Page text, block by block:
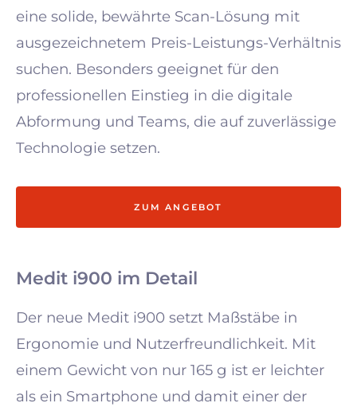
eine solide, bewährte Scan-Lösung mit
ausgezeichnetem Preis-Leistungs-Verhältnis
suchen. Besonders geeignet für den
professionellen Einstieg in die digitale
Abformung und Teams, die auf zuverlässige
Technologie setzen.
ZUM ANGEBOT
Medit i900 im Detail
Der neue Medit i900 setzt Maßstäbe in
Ergonomie und Nutzerfreundlichkeit. Mit
einem Gewicht von nur 165 g ist er leichter
als ein Smartphone und damit einer der